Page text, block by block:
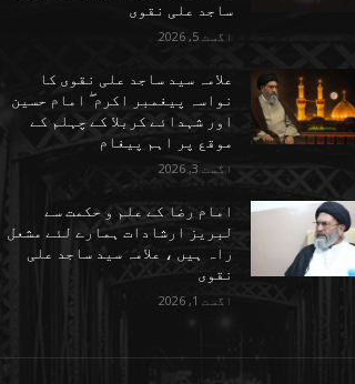
ساجد علی نقوی
اگست 5, 2026
علامہ سید ساجد علی نقوی کا
نواسہ پیغمبر اکرم ۖ امام حسین
اور شہدائے کربلا کے چہلم کے
موقع پر اہم پیغام
اگست 3, 2026
امام رضا کے علم و حکمت سے
لبریز ارشادات ہمارے لئے مشعل
راہ ہیں ، علامہ سید ساجد علی
نقوی
اگست 1, 2026